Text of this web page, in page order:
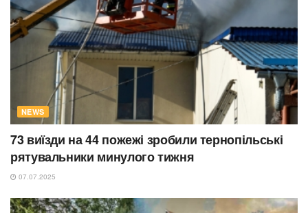
NEWS
73 виїзди на 44 пожежі зробили тернопільські
рятувальники минулого тижня
07.07.2025